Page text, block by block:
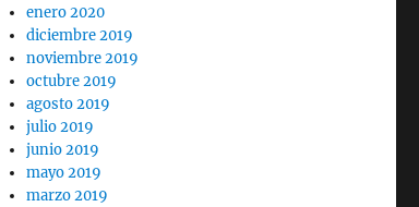
enero 2020
diciembre 2019
noviembre 2019
octubre 2019
agosto 2019
julio 2019
junio 2019
mayo 2019
marzo 2019